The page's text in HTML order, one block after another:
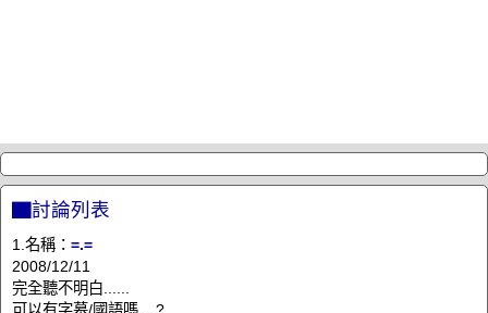
▇討論列表
1.名稱： =.=
2008/12/11
完全聽不明白......